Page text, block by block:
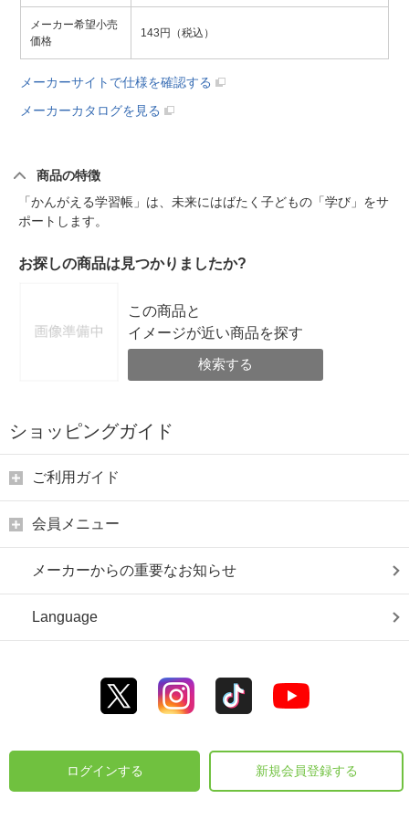
メーカー希望小売
価格
143円（税込）
メーカーサイトで仕様を確認する
メーカーカタログを見る
商品の特徴
「かんがえる学習帳」は、未来にはばたく子どもの「学び」をサ
ポートします。
お探しの商品は見つかりましたか?
この商品と
イメージが近い商品を探す
検索する
ショッピングガイド
ご利用ガイド
会員メニュー
メーカーからの重要なお知らせ
Language
ログインする 新規会員登録する